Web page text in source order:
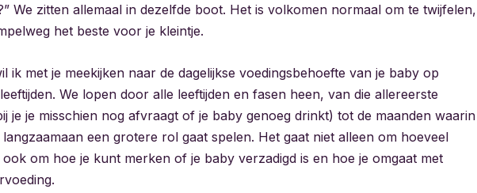
We zitten allemaal in dezelfde boot. Het is volkomen normaal om te twijfelen,
het beste voor je kleintje.
ik met je meekijken naar de dagelijkse voedingsbehoefte van je baby op
We lopen door alle leeftijden en fasen heen, van die allereerste
je je misschien nog afvraagt of je baby genoeg drinkt) tot de maanden waarin
een grotere rol gaat spelen. Het gaat niet alleen om hoeveel
ook om hoe je kunt merken of je baby verzadigd is en hoe je omgaat met